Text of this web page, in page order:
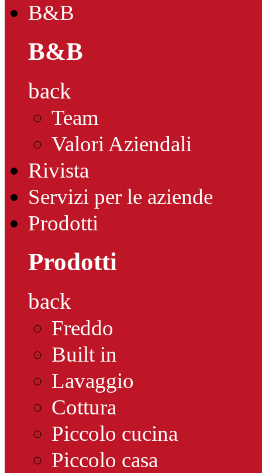
B&B
B&B
back
Team
Valori Aziendali
Rivista
Servizi per le aziende
Prodotti
Prodotti
back
Freddo
Built in
Lavaggio
Cottura
Piccolo cucina
Piccolo casa